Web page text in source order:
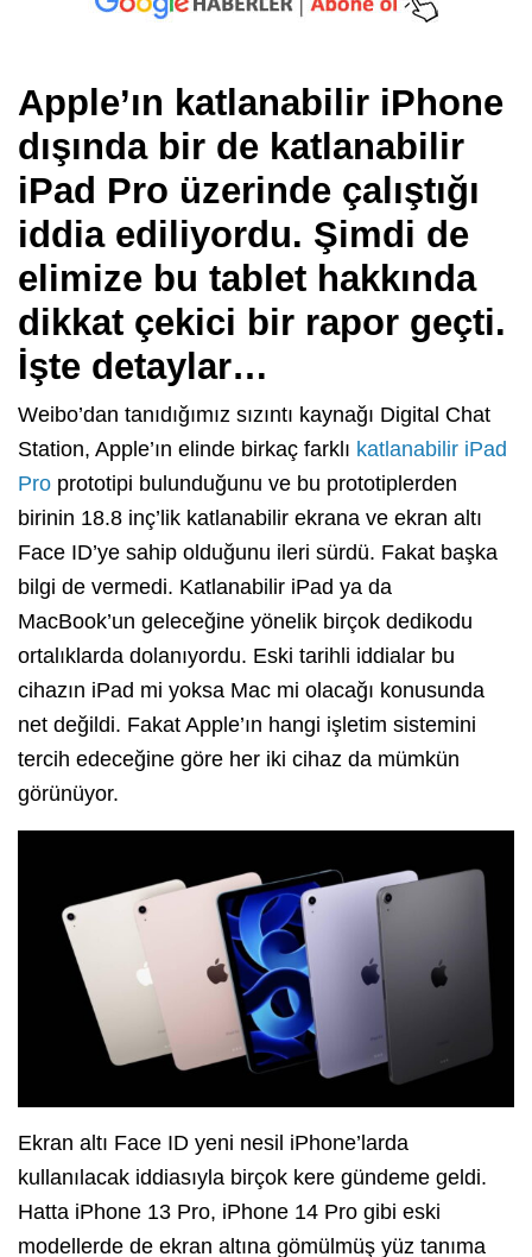
Apple’ın katlanabilir iPhone
dışında bir de katlanabilir
iPad Pro üzerinde çalıştığı
iddia ediliyordu. Şimdi de
elimize bu tablet hakkında
dikkat çekici bir rapor geçti.
İşte detaylar…
Weibo’dan tanıdığımız sızıntı kaynağı Digital Chat
Station, Apple’ın elinde birkaç farklı katlanabilir iPad
Pro prototipi bulunduğunu ve bu prototiplerden
birinin 18.8 inç’lik katlanabilir ekrana ve ekran altı
Face ID’ye sahip olduğunu ileri sürdü. Fakat başka
bilgi de vermedi. Katlanabilir iPad ya da
MacBook’un geleceğine yönelik birçok dedikodu
ortalıklarda dolanıyordu. Eski tarihli iddialar bu
cihazın iPad mi yoksa Mac mi olacağı konusunda
net değildi. Fakat Apple’ın hangi işletim sistemini
tercih edeceğine göre her iki cihaz da mümkün
görünüyor.
Ekran altı Face ID yeni nesil iPhone’larda
kullanılacak iddiasıyla birçok kere gündeme geldi.
Hatta iPhone 13 Pro, iPhone 14 Pro gibi eski
modellerde de ekran altına gömülmüş yüz tanıma